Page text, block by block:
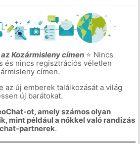
Kozármisleny címen⭐ Nincs
és nincs regisztrációs véletlen
címen.
az új emberek találkozását a világ
új barátokat.
ot, amely számos olyan
mint például a nőkkel való randizás
partnerek.